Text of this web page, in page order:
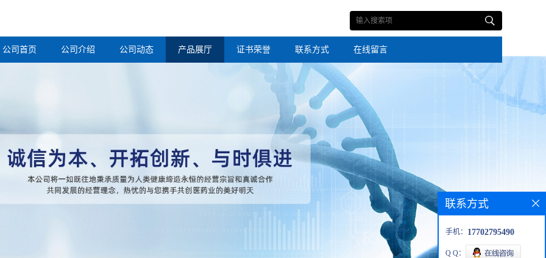
公司首页 公司介绍 公司动态 产品展厅 证书荣誉 联系方式 在线留言
联系方式
手机： 17702795490
Q Q：